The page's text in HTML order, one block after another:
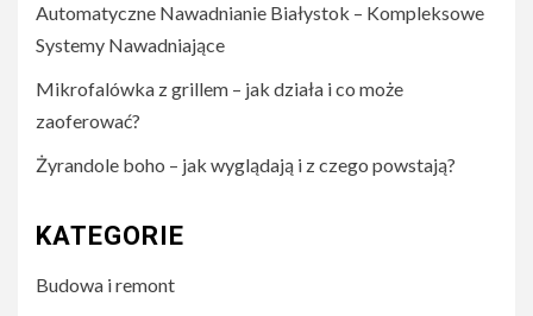
Automatyczne Nawadnianie Białystok – Kompleksowe
Systemy Nawadniające
Mikrofalówka z grillem – jak działa i co może
zaoferować?
Żyrandole boho – jak wyglądają i z czego powstają?
KATEGORIE
Budowa i remont